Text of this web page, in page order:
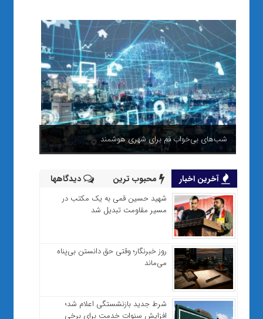
شب‌های بی‌خواب قم برای شهری هوشمند
آخرین اخبار محبوب ترین دیدگاهها
شهید حسین قمی به یک مکتب در
مسیر مقاومت تبدیل شد
روز خبرنگار؛ وقتی حق دانستن بی‌پناه
می‌ماند
شرط جدید بازنشستگی اعلام شد؛
افزایش سنوات خدمت برای برخی